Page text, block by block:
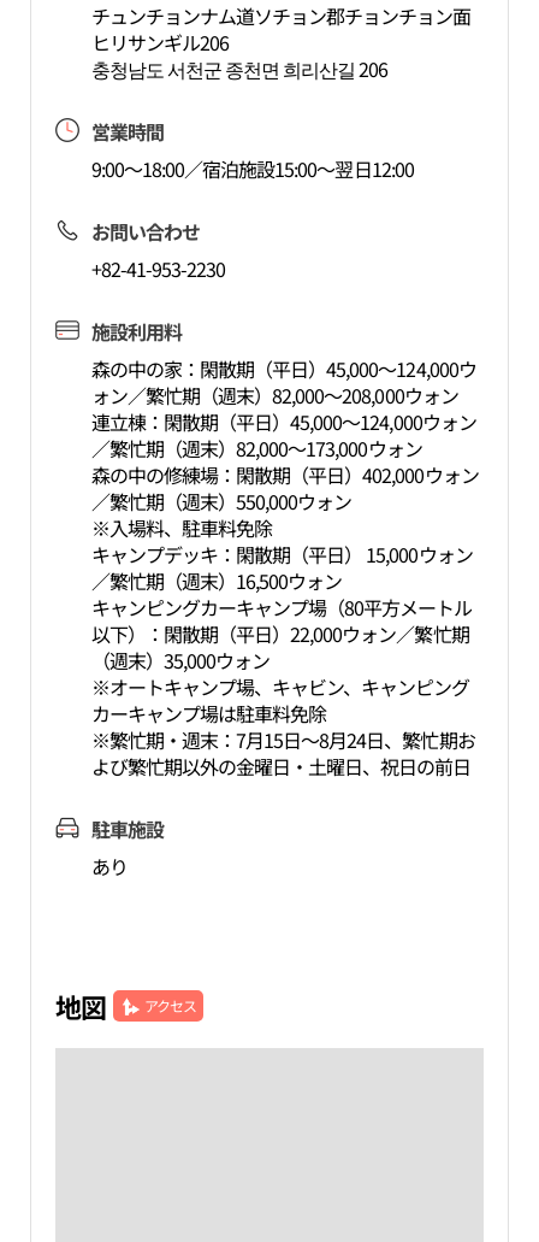
チュンチョンナム道ソチョン郡チョンチョン面
ヒリサンギル206
충청남도 서천군 종천면 희리산길 206
営業時間
9:00～18:00／宿泊施設15:00～翌日12:00
お問い合わせ
+82-41-953-2230
施設利用料
森の中の家：閑散期（平日）45,000～124,000ウ
ォン／繁忙期（週末）82,000～208,000ウォン
連立棟：閑散期（平日）45,000～124,000ウォン
／繁忙期（週末）82,000～173,000ウォン
森の中の修練場：閑散期（平日）402,000ウォン
／繁忙期（週末）550,000ウォン
※入場料、駐車料免除
キャンプデッキ：閑散期（平日） 15,000ウォン
／繁忙期（週末）16,500ウォン
キャンピングカーキャンプ場（80平方メートル
以下）：閑散期（平日）22,000ウォン／繁忙期
（週末）35,000ウォン
※オートキャンプ場、キャビン、キャンピング
カーキャンプ場は駐車料免除
※繁忙期・週末：7月15日～8月24日、繁忙期お
よび繁忙期以外の金曜日・土曜日、祝日の前日
駐車施設
あり
地図 アクセス